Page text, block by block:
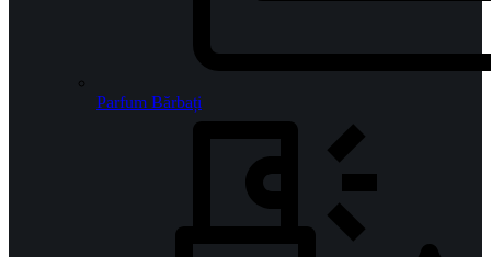
Parfum Bărbați